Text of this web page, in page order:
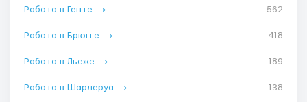
Работа в Генте → 562
Работа в Брюгге → 418
Работа в Льеже → 189
Работа в Шарлеруа → 138